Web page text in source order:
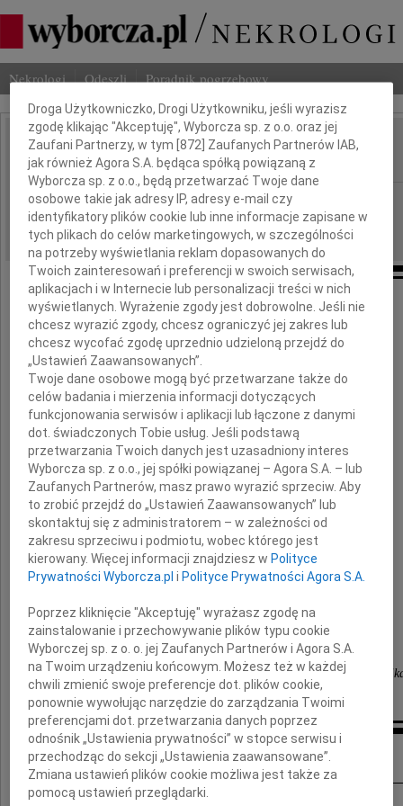
Nekrologi Odeszli Poradnik pogrzebowy
IMIĘ I NAZWISKO: Bronisław Wosiek
REGION: Wrocław
DATA EMISJI: 16.11.2010
Z głębokim żalem przyjęliśmy wiadomość
o śmierci Kolegi
Bronisława Wośka
Wyrazy głębokiego współczucia
Rodzinie
składają
koleżanki i koledzy
ze Stowarzyszenia Inżynierów i Techników
we Wrocławiu
Inne kondolencje
Dbamy o Twoją prywatność
Droga Użytkowniczko, Drogi Użytkowniku, jeśli wyrazisz
zgodę klikając "Akceptuję", Wyborcza sp. z o.o. oraz jej
Zaufani Partnerzy, w tym [872 ] Zaufanych Partnerów IAB,
jak również Agora S.A. będąca spółką powiązaną z
Wyborcza sp. z o.o., będą przetwarzać Twoje dane
osobowe takie jak adresy IP, adresy e-mail czy
identyfikatory plików cookie lub inne informacje zapisane w
tych plikach do celów marketingowych, w szczególności
na potrzeby wyświetlania reklam dopasowanych do
Twoich zainteresowań i preferencji w swoich serwisach,
aplikacjach i w Internecie lub personalizacji treści w nich
wyświetlanych. Wyrażenie zgody jest dobrowolne. Jeśli nie
chcesz wyrazić zgody, chcesz ograniczyć jej zakres lub
chcesz wycofać zgodę uprzednio udzieloną przejdź do
„Ustawień Zaawansowanych”.
Twoje dane osobowe mogą być przetwarzane także do
celów badania i mierzenia informacji dotyczących
funkcjonowania serwisów i aplikacji lub łączone z danymi
dot. świadczonych Tobie usług. Jeśli podstawą
przetwarzania Twoich danych jest uzasadniony interes
Wyborcza sp. z o.o., jej spółki powiązanej – Agora S.A. – lub
Zaufanych Partnerów, masz prawo wyrazić sprzeciw. Aby
to zrobić przejdź do „Ustawień Zaawansowanych” lub
skontaktuj się z administratorem – w zależności od
zakresu sprzeciwu i podmiotu, wobec którego jest
kierowany. Więcej informacji znajdziesz w Polityce
Prywatności Wyborcza.pl i Polityce Prywatności Agora S.A.
Poprzez kliknięcie "Akceptuję" wyrażasz zgodę na
zainstalowanie i przechowywanie plików typu cookie
Wyborczej sp. z o. o. jej Zaufanych Partnerów i Agora S.A.
na Twoim urządzeniu końcowym. Możesz też w każdej
chwili zmienić swoje preferencje dot. plików cookie,
ponownie wywołując narzędzie do zarządzania Twoimi
preferencjami dot. przetwarzania danych poprzez
odnośnik „Ustawienia prywatności” w stopce serwisu i
przechodząc do sekcji „Ustawienia zaawansowane”.
Zmiana ustawień plików cookie możliwa jest także za
pomocą ustawień przeglądarki.